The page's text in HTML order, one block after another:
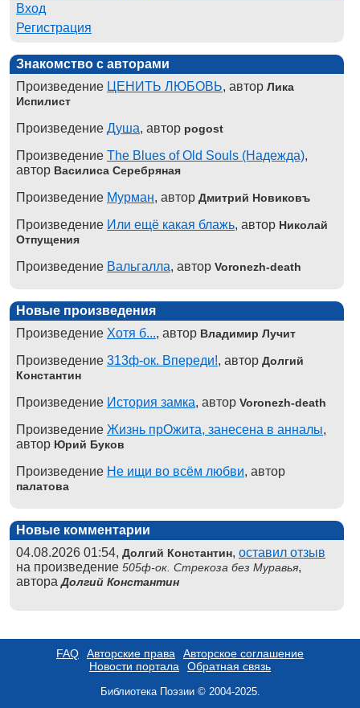
Вход
Регистрация
Знакомство с авторами
Произведение ЦЕНИТЬ ЛЮБОВЬ, автор Лика
Испилист
Произведение Душа, автор pogost
Произведение The Blues of Old Souls (Надежда),
автор Василиса Серебряная
Произведение Мурман, автор Дмитрий Новиковъ
Произведение Или ещё какая блажь, автор Николай
Отпущения
Произведение Вальгалла, автор Voronezh-death
Новые произведения
Произведение Хотя б..., автор Владимир Лучит
Произведение 313ф-ок. Впереди!, автор Долгий
Константин
Произведение История замка, автор Voronezh-death
Произведение Жизнь прОжита, занесена в анналы,
автор Юрий Буков
Произведение Не ищи во всём любви, автор
палатова
Новые комментарии
04.08.2026 01:54, Долгий Константин, оставил отзыв
на произведение 505ф-ок. Стрекоза без Муравья,
автораДолгий Константин
FAQ Авторские права
Авторское соглашение
Новости портала
Обратная связь
Библиотека Поэзии © 2004-2025.